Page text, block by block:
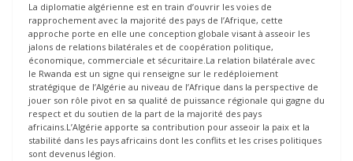
La diplomatie algérienne est en train d’ouvrir les voies de
rapprochement avec la majorité des pays de l’Afrique, cette
approche porte en elle une conception globale visant à asseoir les
jalons de relations bilatérales et de coopération politique,
économique, commerciale et sécuritaire.La relation bilatérale avec
le Rwanda est un signe qui renseigne sur le redéploiement
stratégique de l’Algérie au niveau de l’Afrique dans la perspective de
jouer son rôle pivot en sa qualité de puissance régionale qui gagne du
respect et du soutien de la part de la majorité des pays
africains.L’Algérie apporte sa contribution pour asseoir la paix et la
stabilité dans les pays africains dont les conflits et les crises politiques
sont devenus légion.